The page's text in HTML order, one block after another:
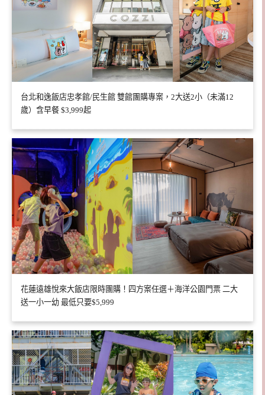
台北和逸飯店忠孝館/民生館 雙館團購專案，2大送2小（未滿12
歲）含早餐 $3,999起
花蓮遠雄悅來大飯店限時團購！四方案任選＋海洋公園門票 二大
送一小一幼 最低只要$5,999